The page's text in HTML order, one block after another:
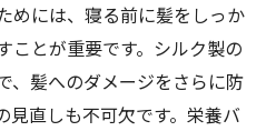
めには、寝る前に髪をしっか
ことが重要です。シルク製の
、髪へのダメージをさらに防
見直しも不可欠です。栄養バ